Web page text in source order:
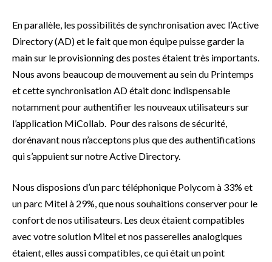
En parallèle, les possibilités de synchronisation avec l’Active
Directory (AD) et le fait que mon équipe puisse garder la
main sur le provisionning des postes étaient très importants.
Nous avons beaucoup de mouvement au sein du Printemps
et cette synchronisation AD était donc indispensable
notamment pour authentifier les nouveaux utilisateurs sur
l’application MiCollab. Pour des raisons de sécurité,
dorénavant nous n’acceptons plus que des authentifications
qui s’appuient sur notre Active Directory.
Nous disposions d’un parc téléphonique Polycom à 33% et
un parc Mitel à 29%, que nous souhaitions conserver pour le
confort de nos utilisateurs. Les deux étaient compatibles
avec votre solution Mitel et nos passerelles analogiques
étaient, elles aussi compatibles, ce qui était un point